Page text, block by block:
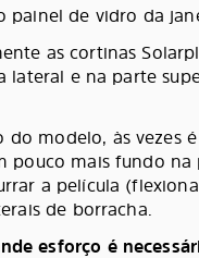
painel de vidro da
as cortinas
lateral e na parte
do modelo, às vezes
pouco mais fundo
a película
de borracha.
esforço é